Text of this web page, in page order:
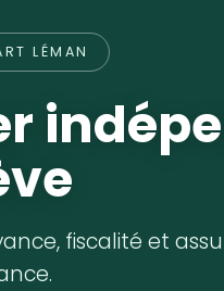
LÉMAN
fiscalité et